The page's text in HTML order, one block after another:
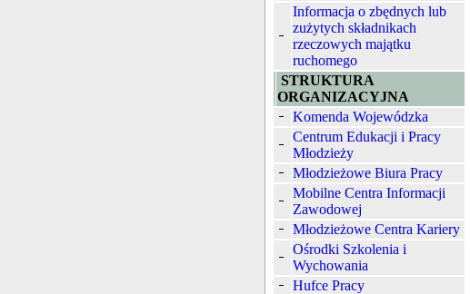
Informacja o zbędnych lub
zużytych składnikach
rzeczowych majątku
ruchomego
STRUKTURA
ORGANIZACYJNA
Komenda Wojewódzka
Centrum Edukacji i Pracy
Młodzieży
Młodzieżowe Biura Pracy
Mobilne Centra Informacji
Zawodowej
Młodzieżowe Centra Kariery
Ośrodki Szkolenia i
Wychowania
Hufce Pracy